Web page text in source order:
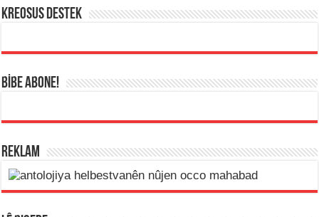
KREOSUS DESTEK
BİBE ABONE!
REKLAM